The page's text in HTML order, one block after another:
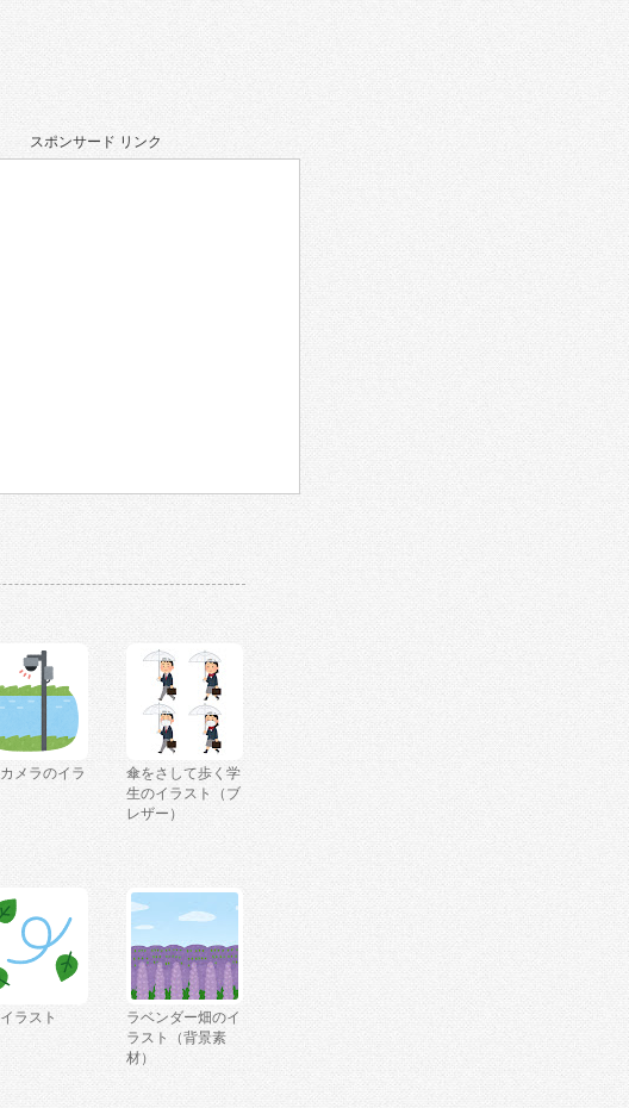
スポンサード リンク
メラのイラ
傘をさして歩く学
生のイラスト（ブ
レザー）
ラスト
ラベンダー畑のイ
ラスト（背景素
材）